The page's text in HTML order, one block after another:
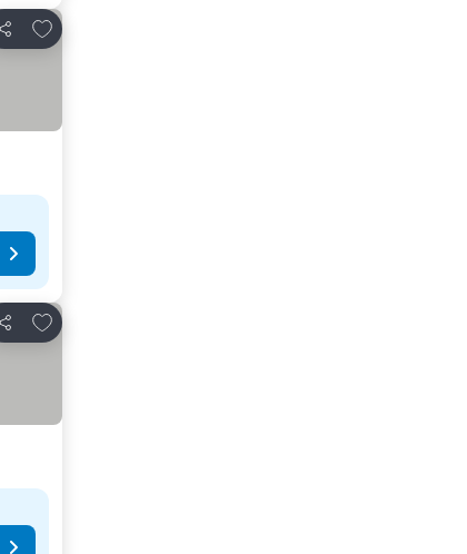
Κοινοποίηση
Προσθήκη στα αγαπημένα
Κοινοποίηση
Προσθήκη στα αγαπημένα